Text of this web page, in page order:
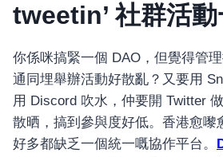
tweetin’ 社群活
你係咪搞緊一個 DAO，但覺得管
通同埋舉辦活動好散亂？又要用
用 Discord 吹水，仲要開 Twitter
散晒，搞到參與度好低。香港愈嚟
好多都缺乏一個統一嘅協作平台。